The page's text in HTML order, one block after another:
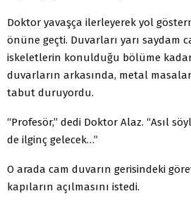
Doktor yavaşça ilerleyerek yol
önüne geçti. Duvarları yarı saydam
iskeletlerin konulduğu bölüme kadar
duvarların arkasında, metal
tabut duruyordu.
“Profesör,” dedi Doktor Alaz. “Asıl
de ilginç gelecek…”
O arada cam duvarın gerisindeki
kapıların açılmasını istedi.